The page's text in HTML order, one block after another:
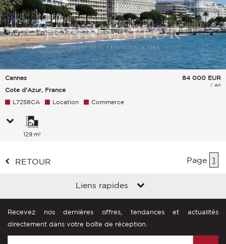
Cannes
Cote d'Azur, France
84 000 EUR
/ An
L7258CA Location Commerce
129 m²
RETOUR Page 1
Liens rapides
Recevez nos dernières offres, tendances et actualités
directement dans votre boîte de réception.